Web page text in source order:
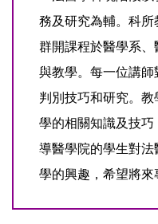
務及研究為輔。科
群開課程於醫學系
與教學。每一位講
判別技巧和研究。
學的相關知識及技
導醫學院的學生對
學的興趣，希望將來